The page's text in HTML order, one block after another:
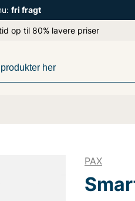
fri fragt
op til 80% lavere priser
PAX